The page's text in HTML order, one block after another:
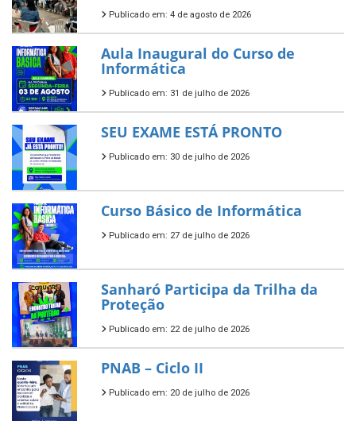
Publicado em: 4 de agosto de 2026
Aula Inaugural do Curso de
Informática
Publicado em: 31 de julho de 2026
SEU EXAME ESTÁ PRONTO
Publicado em: 30 de julho de 2026
Curso Básico de Informática
Publicado em: 27 de julho de 2026
Sanharó Participa da Trilha da
Proteção
Publicado em: 22 de julho de 2026
PNAB – Ciclo II
Publicado em: 20 de julho de 2026